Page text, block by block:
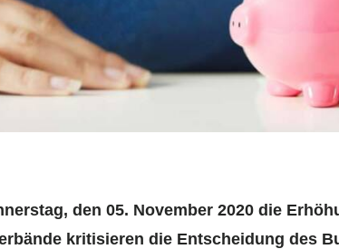
den 05. November 2020 die
kritisieren die Entscheidung des